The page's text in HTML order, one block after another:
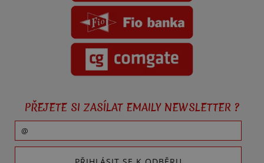
PŘEJETE SI ZASÍLAT EMAILY NEWSLETTER ?